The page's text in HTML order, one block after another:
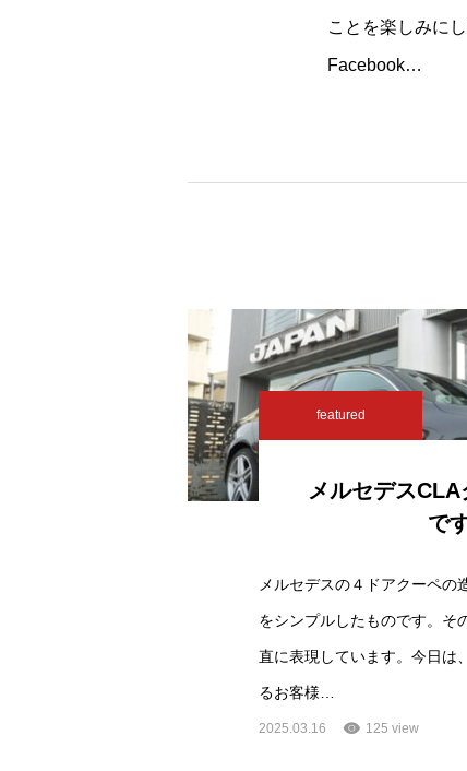
ことを楽しみに
Facebook…
featured
メルセデス
で
メルセデスの４ドアクーペの
をシンプルしたものです。そ
直に表現しています。今日は
るお客様…
2025.03.16 125 view